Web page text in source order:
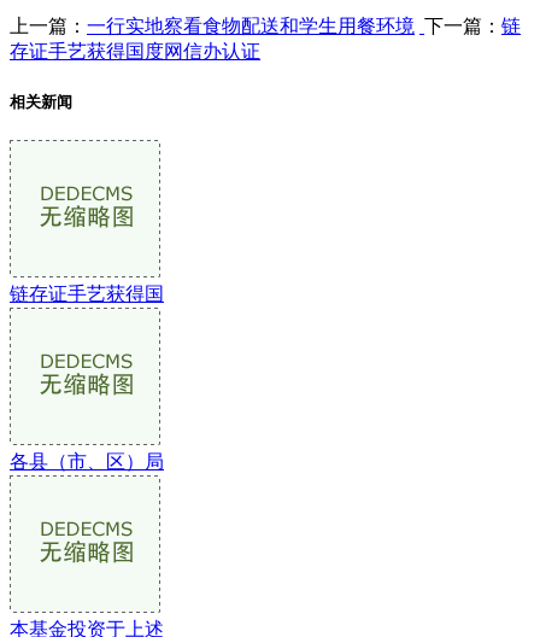
上一篇： 一行实地察看食物配送和学生用餐环境 下一篇： 链
存证手艺获得国度网信办认证
相关新闻
链存证手艺获得国
各县（市、区）局
本基金投资于上述